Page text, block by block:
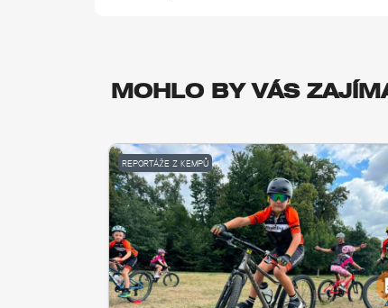
MOHLO BY VÁS
REPORTÁŽE Z KEMPŮ